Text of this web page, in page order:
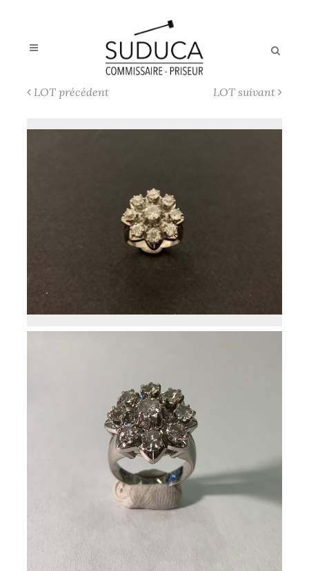
LOT précédent LOT suivant